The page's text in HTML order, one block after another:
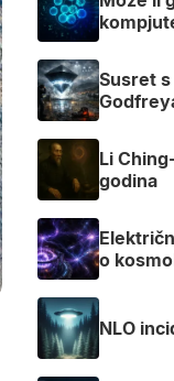
Susret
Li
godina
o
NLO